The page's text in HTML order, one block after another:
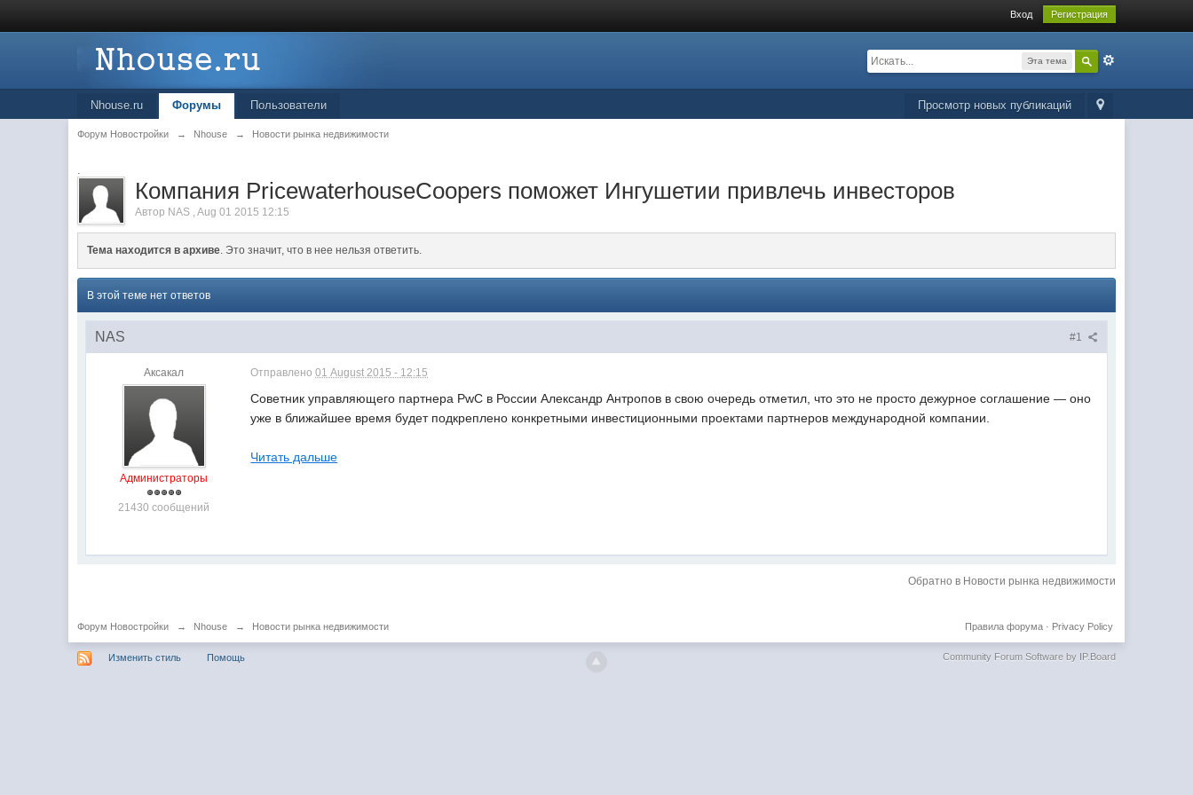
Вход Регистрация
Эта тема
Просмотр новых публикаций
Nhouse.ru Форумы Пользователи
Форум Новостройки → Nhouse → Новости рынка недвижимости
.
Компания PricewaterhouseCoopers поможет Ингушетии привлечь инвесторов
Автор NAS ,Aug 01 2015 12:15
Тема находится в архиве. Это значит, что в нее нельзя ответить.
В этой теме нет ответов
#1
NAS
Аксакал
Администраторы
21430 сообщений
Отправлено01 August 2015 - 12:15
Советник управляющего партнера PwC в России Александр Антропов в свою очередь отметил, что это не просто дежурное соглашение — оно
уже в ближайшее время будет подкреплено конкретными инвестиционными проектами партнеров международной компании.
Читать дальше
Обратно в Новости рынка недвижимости
Форум Новостройки → Nhouse → Новости рынка недвижимости Privacy Policy
Правила форума·
Изменить стиль Помощь Community Forum Software by IP.Board